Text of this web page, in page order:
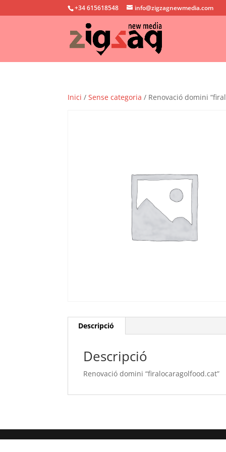
+34 615618548 info@zigzagnewmedia.com
Inici /Sense categoria / Renovació domini
Descripció
Descripció
Renovació domini “firalocaragolfood.cat”